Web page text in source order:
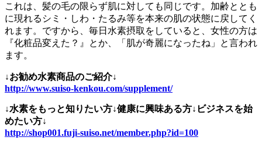
これは、髪の毛の限らず肌に対しても同じです。加齢ととも
に現れるシミ・しわ・たるみ等を本来の肌の状態に戻してく
れます。ですから、毎日水素摂取をしていると、女性の方は
『化粧品変えた？』とか、「肌が奇麗になったね」と言われ
ます。
↓お勧め水素商品のご紹介↓
http://www.suiso-kenkou.com/supplement/
↓水素をもっと知りたい方↓健康に興味ある方↓ビジネスを始
めたい方↓
http://shop001.fuji-suiso.net/member.php?id=100